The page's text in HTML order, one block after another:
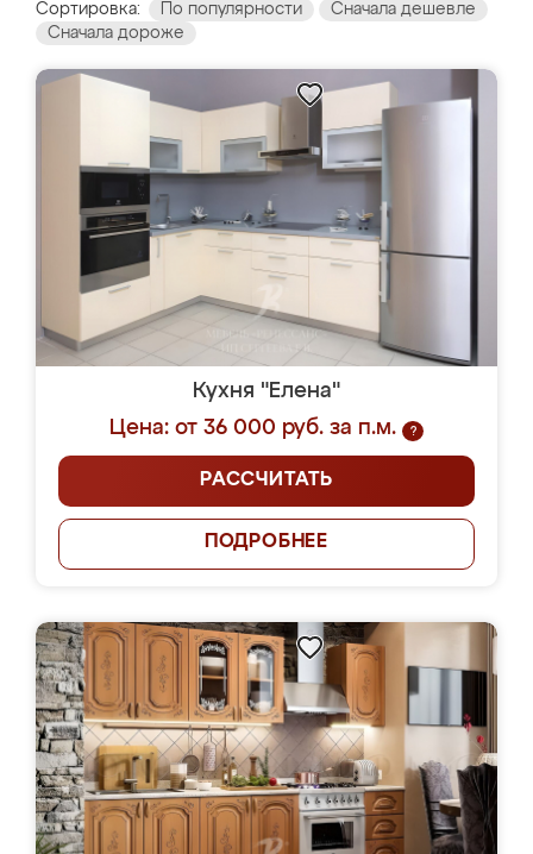
Сортировка: По популярности
Сначала дешевле
Сначала дороже
Кухня "Елена"
Цена: от 36 000 руб. за п.м.
?
РАССЧИТАТЬ
ПОДРОБНЕЕ